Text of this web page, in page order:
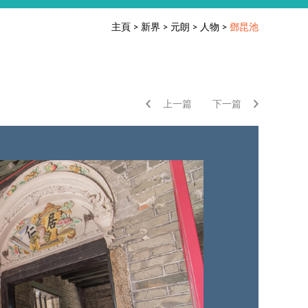
主頁 > 新界 > 元朗 > 人物 > 鄧昆池
下一篇
上一篇